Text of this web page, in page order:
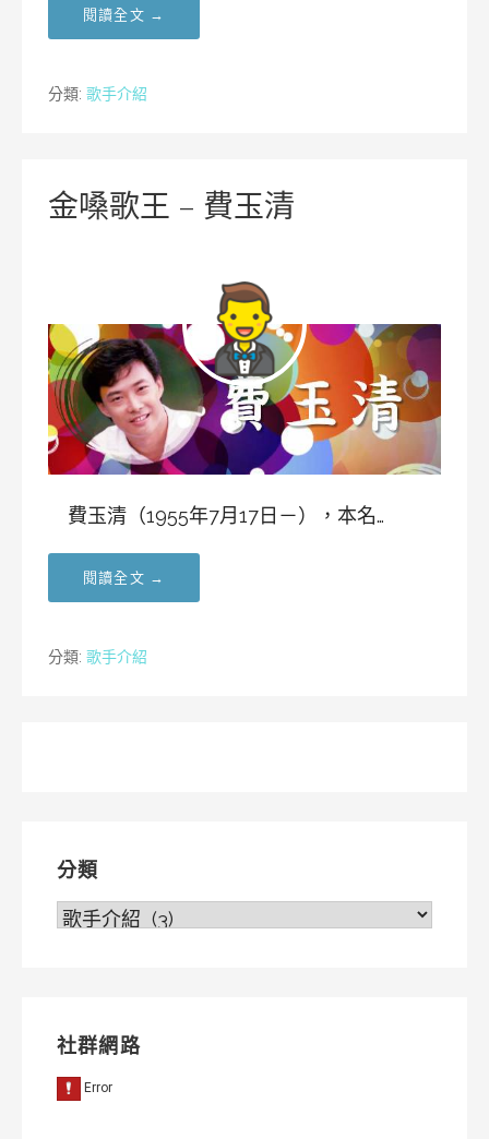
閱讀全文 →
分類: 歌手介紹
金嗓歌王 – 費玉清
費玉清（1955年7月17日－），本名…
閱讀全文 →
分類: 歌手介紹
分類
分
社群網路